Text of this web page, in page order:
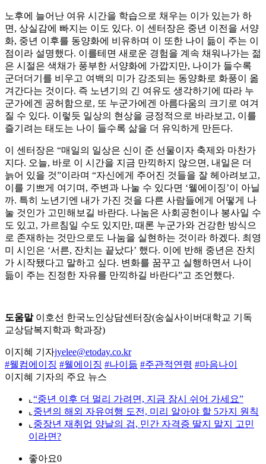
노후에 늘어난 여유 시간을 학습으로 채우는 이가 있는가 하
면, 상실감에 빠지는 이도 있다. 이 센터장은 중년 이전을 서양
화, 중년 이후를 동양화에 비유하며 이 또한 나이 듦이 주는 이
점이라 설명했다. 이를테면 새로운 경험을 계속 채워나가는 젊
은 시절은 색채가 풍부한 서양화에 가깝지만, 나이가 들수록
군더더기를 비우고 여백의 미가 강조되는 동양화로 화풍이 옮
겨간다는 것이다. 즉 노년기의 긴 여유도 생각하기에 따라 누
군가에겐 공허함으로, 또 누군가에겐 아름다움의 크기로 여겨
질 수 있다. 이렇듯 일상의 현상을 긍정적으로 바라보고, 이를
즐기려는 태도는 나이 들수록 삶을 더 유익하게 만든다.
이 센터장은 “매일의 일상은 신이 준 선물이자 축제와 마찬가
지다. 오늘, 바로 이 시간을 지금 만끽하지 않으면, 내일은 더
늙어 있을 것”이라며 “자신에게 주어진 것들을 잘 헤아려보고,
이를 기쁘게 여기며, 주변과 나눌 수 있다면 ‘웰에이징’이 아닐
까. 특히 노년기엔 내가 가진 것을 다른 사람들에게 어떻게 나
눌 것인가 고민해보길 바란다. 나눔은 사회공헌이나 봉사일 수
도 있고, 가르침일 수도 있지만, 때론 누군가와 건강한 방식으
로 존재하는 것만으로도 나눔을 실현하는 것이라 하겠다. 최영
미 시인은 ‘서른, 잔치는 끝났다’ 했다. 이에 반해 중년은 잔치
가 시작됐다고 말하고 싶다. 변화를 꿈꾸고 실행하면서 나이
듦이 주는 진정한 자유를 만끽하길 바란다”고 조언했다.
도움말이호선 한국노인상담센터장(숭실사이버대학교 기독
교상담복지학과 학과장)
이지혜 기자jyelee@etoday.co.kr
#웰컴에이징 #웰에이징 #나이듦 #주관적연령 #마음나이
이지혜 기자의 주요 뉴스
⌞ “중년 이후 더 멀리 가려면, 지금 잠시 쉬어 가세요”
⌞ 중년의 해외 자유여행 도전, 미리 알아야 할 5가지 원칙
⌞ 중장년 재취업 양날의 검, 민간 자격증 딸지 말지 고민
이라면?
좋아요0